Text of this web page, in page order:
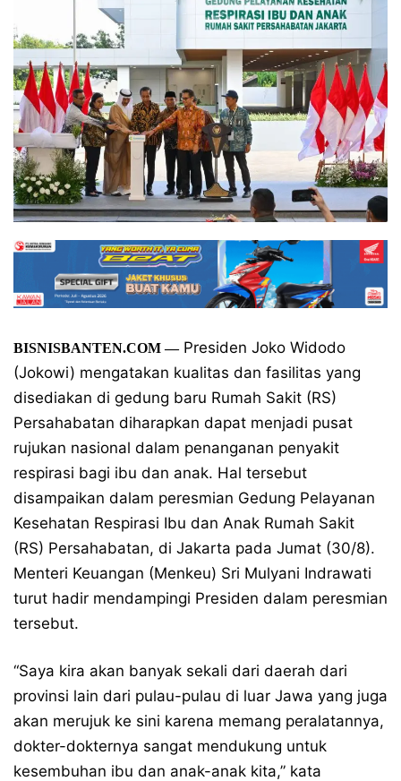
BISNISBANTEN.COM—Presiden Joko Widodo
(Jokowi) mengatakan kualitas dan fasilitas yang
disediakan di gedung baru Rumah Sakit (RS)
Persahabatan diharapkan dapat menjadi pusat
rujukan nasional dalam penanganan penyakit
respirasi bagi ibu dan anak. Hal tersebut
disampaikan dalam peresmian Gedung Pelayanan
Kesehatan Respirasi Ibu dan Anak Rumah Sakit
(RS) Persahabatan, di Jakarta pada Jumat (30/8).
Menteri Keuangan (Menkeu) Sri Mulyani Indrawati
turut hadir mendampingi Presiden dalam peresmian
tersebut.
“Saya kira akan banyak sekali dari daerah dari
provinsi lain dari pulau-pulau di luar Jawa yang juga
akan merujuk ke sini karena memang peralatannya,
dokter-dokternya sangat mendukung untuk
kesembuhan ibu dan anak-anak kita,” kata